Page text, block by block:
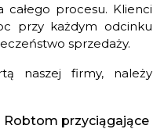
procesu. Klienci
przy każdym odcinku
sprzedaży.
naszej firmy, należy
przyciągające